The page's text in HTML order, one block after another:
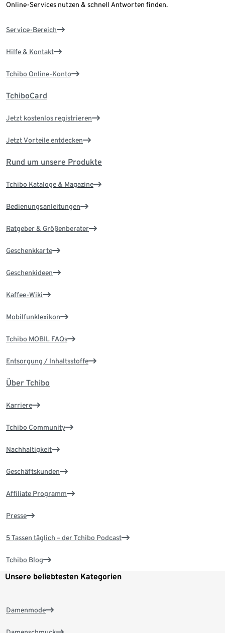
Online-Services nutzen & schnell Antworten finden.
Service-Bereich
Hilfe & Kontakt
Tchibo Online-Konto
TchiboCard
Jetzt kostenlos registrieren
Jetzt Vorteile entdecken
Rund um unsere Produkte
Tchibo Kataloge & Magazine
Bedienungsanleitungen
Ratgeber & Größenberater
Geschenkkarte
Geschenkideen
Kaffee-Wiki
Mobilfunklexikon
Tchibo MOBIL FAQs
Entsorgung / Inhaltsstoffe
Über Tchibo
Karriere
Tchibo Community
Nachhaltigkeit
Geschäftskunden
Affiliate Programm
Presse
5 Tassen täglich – der Tchibo Podcast
Tchibo Blog
Unsere beliebtesten Kategorien
Damenmode